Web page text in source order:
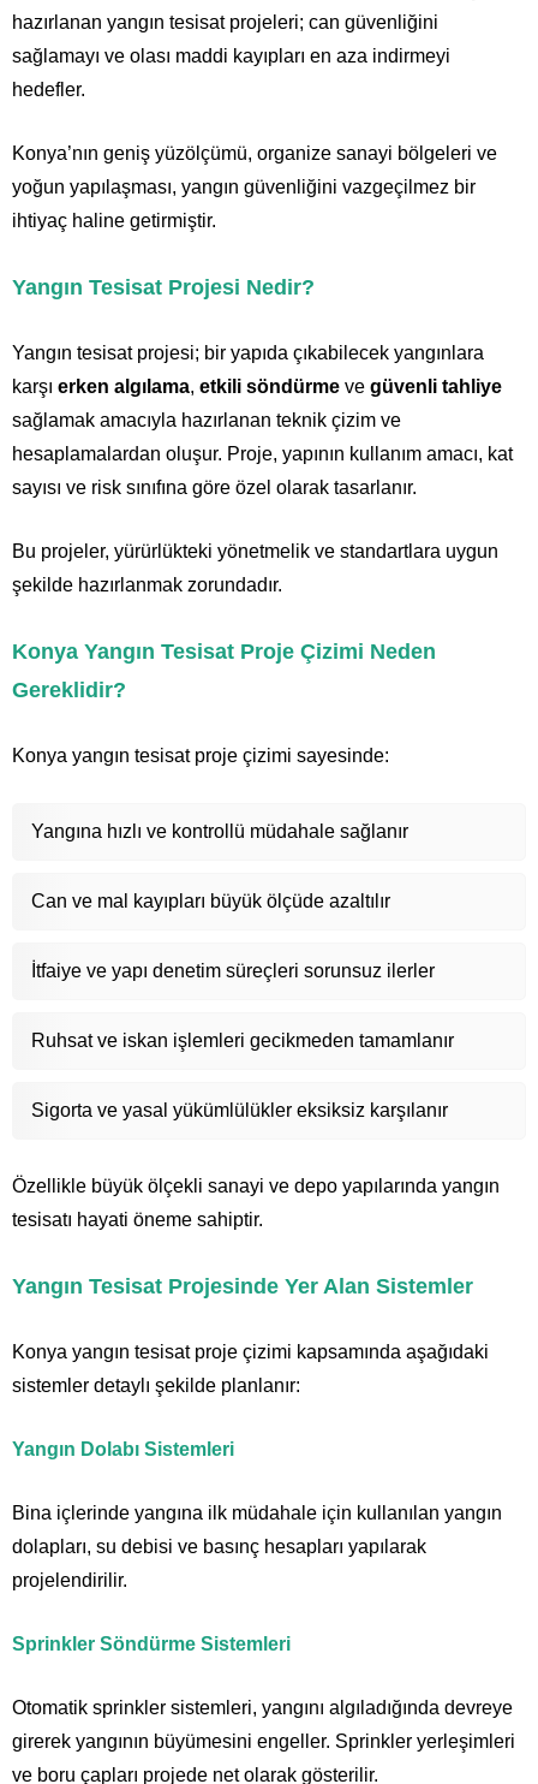
hazırlanan yangın tesisat projeleri; can güvenliğini
sağlamayı ve olası maddi kayıpları en aza indirmeyi
hedefler.
Konya’nın geniş yüzölçümü, organize sanayi bölgeleri ve
yoğun yapılaşması, yangın güvenliğini vazgeçilmez bir
ihtiyaç haline getirmiştir.
Yangın Tesisat Projesi Nedir?
Yangın tesisat projesi; bir yapıda çıkabilecek yangınlara
karşı erken algılama, etkili söndürme ve güvenli tahliye
sağlamak amacıyla hazırlanan teknik çizim ve
hesaplamalardan oluşur. Proje, yapının kullanım amacı, kat
sayısı ve risk sınıfına göre özel olarak tasarlanır.
Bu projeler, yürürlükteki yönetmelik ve standartlara uygun
şekilde hazırlanmak zorundadır.
Konya Yangın Tesisat Proje Çizimi Neden
Gereklidir?
Konya yangın tesisat proje çizimi sayesinde:
Yangına hızlı ve kontrollü müdahale sağlanır
Can ve mal kayıpları büyük ölçüde azaltılır
İtfaiye ve yapı denetim süreçleri sorunsuz ilerler
Ruhsat ve iskan işlemleri gecikmeden tamamlanır
Sigorta ve yasal yükümlülükler eksiksiz karşılanır
Özellikle büyük ölçekli sanayi ve depo yapılarında yangın
tesisatı hayati öneme sahiptir.
Yangın Tesisat Projesinde Yer Alan Sistemler
Konya yangın tesisat proje çizimi kapsamında aşağıdaki
sistemler detaylı şekilde planlanır:
Yangın Dolabı Sistemleri
Bina içlerinde yangına ilk müdahale için kullanılan yangın
dolapları, su debisi ve basınç hesapları yapılarak
projelendirilir.
Sprinkler Söndürme Sistemleri
Otomatik sprinkler sistemleri, yangını algıladığında devreye
girerek yangının büyümesini engeller. Sprinkler yerleşimleri
ve boru çapları projede net olarak gösterilir.